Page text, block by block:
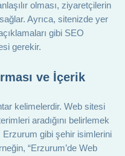
olması, ziyaretçilerin
Ayrıca, sitenizde yer
gibi SEO
gerekir.
ve İçerik
kelimelerdir. Web sitesi
aradığını belirlemek
Erzurum gibi şehir isimlerini
“Erzurum’de Web